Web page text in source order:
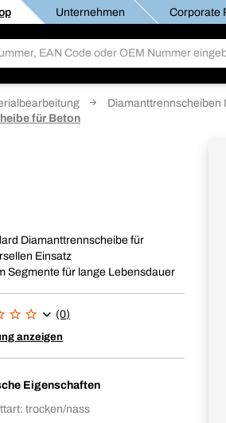
Unternehmen Corporate
Diamanttrennscheiben
für Beton
Diamanttrennscheibe für
Einsatz
Segmente für lange Lebensdauer
(0)
anzeigen
Eigenschaften
trocken/nass